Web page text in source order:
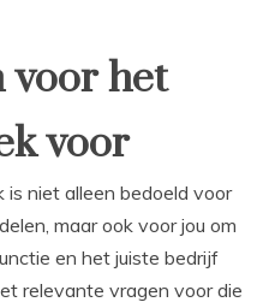
voor het
voor
niet alleen bedoeld voor
maar ook voor jou om
en het juiste bedrijf
relevante vragen voor die